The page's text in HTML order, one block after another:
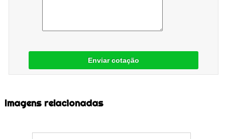
Enviar cotação
Imagens relacionadas